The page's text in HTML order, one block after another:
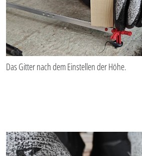
Das Gitter nach dem Einstellen der Höhe.